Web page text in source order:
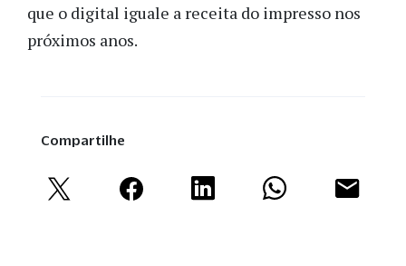
que o digital iguale a receita do impresso nos
próximos anos.
Compartilhe